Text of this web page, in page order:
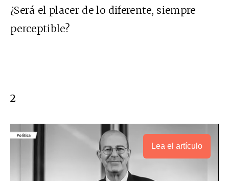
¿Será el placer de lo diferente, siempre
perceptible?
2
Lea el artículo